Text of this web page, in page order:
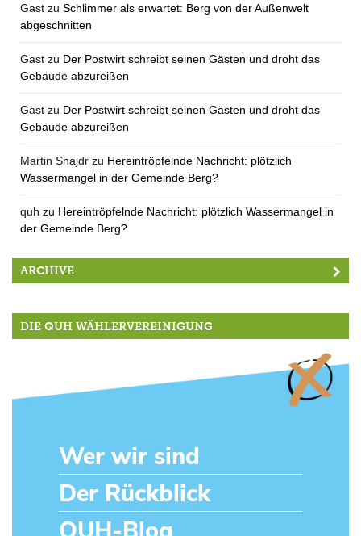
Gast zu Schlimmer als erwartet: Berg von der Außenwelt
abgeschnitten
Gast zu Der Postwirt schreibt seinen Gästen und droht das
Gebäude abzureißen
Gast zu Der Postwirt schreibt seinen Gästen und droht das
Gebäude abzureißen
Martin Snajdr zu Hereintröpfelnde Nachricht: plötzlich
Wassermangel in der Gemeinde Berg?
quh zu Hereintröpfelnde Nachricht: plötzlich Wassermangel in
der Gemeinde Berg?
ARCHIVE
DIE QUH WÄHLERVEREINIGUNG
Wer wir sind
Der Rückblick